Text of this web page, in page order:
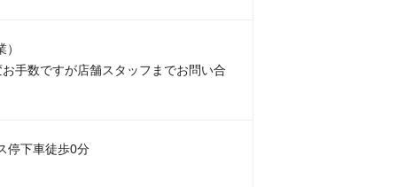
手数ですが店舗スタッフまでお問い合
停下車徒歩0分